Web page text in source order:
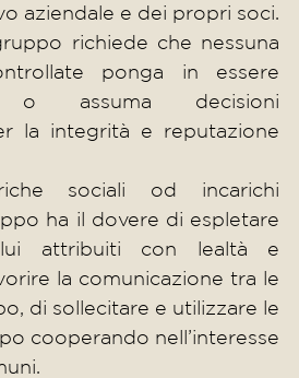
aziendale e dei propri soci.
richiede che nessuna
ponga in essere
o assuma decisioni
la integrità e reputazione
sociali od incarichi
ha il dovere di espletare
attribuiti con lealtà e
la comunicazione tra le
di sollecitare e utilizzare le
cooperando nell’interesse